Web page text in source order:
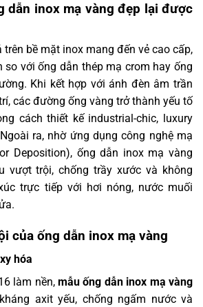
dẫn inox mạ vàng đẹp lại được
bề mặt inox mang đến vẻ cao cấp,
so với ống dẫn thép mạ crom hay ống
Khi kết hợp với ánh đèn âm trần
các đường ống vàng trở thành yếu tố
cách thiết kế industrial-chic, luxury
ra, nhờ ứng dụng công nghệ mạ
Deposition), ống dẫn inox mạ vàng
vượt trội, chống trầy xước và không
trực tiếp với hơi nóng, nước muối
của ống dẫn inox mạ vàng
hóa
làm nền, mẫu ống dẫn inox mạ vàng
axit yếu, chống ngấm nước và